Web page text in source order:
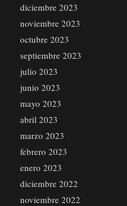
diciembre 2023
noviembre 2023
octubre 2023
septiembre 2023
julio 2023
junio 2023
mayo 2023
abril 2023
marzo 2023
febrero 2023
enero 2023
diciembre 2022
noviembre 2022